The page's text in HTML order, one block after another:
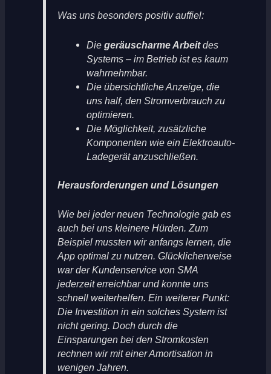
Was uns besonders positiv auffiel:
Die geräuscharme Arbeitdes
Systems – im Betrieb ist es kaum
wahrnehmbar.
Die übersichtliche Anzeige, die
uns half, den Stromverbrauch zu
optimieren.
Die Möglichkeit, zusätzliche
Komponenten wie ein Elektroauto-
Ladegerät anzuschließen.
Herausforderungen und Lösungen
Wie bei jeder neuen Technologie gab es
auch bei uns kleinere Hürden. Zum
Beispiel mussten wir anfangs lernen, die
App optimal zu nutzen. Glücklicherweise
war der Kundenservice von SMA
jederzeit erreichbar und konnte uns
schnell weiterhelfen. Ein weiterer Punkt:
Die Investition in ein solches System ist
nicht gering. Doch durch die
Einsparungen bei den Stromkosten
rechnen wir mit einer Amortisation in
wenigen Jahren.